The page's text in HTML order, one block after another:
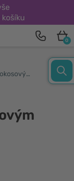
košíku
0
Sprchový gel s kokosovým olejem